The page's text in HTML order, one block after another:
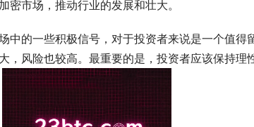
市场，推动行业的发展和壮大。
中的一些积极信号，对于投资者来说是一个值得
，风险也较高。最重要的是，投资者应该保持理